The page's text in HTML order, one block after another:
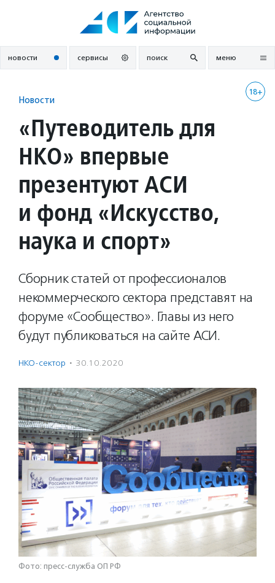
новости сервисы поиск меню
18+
Новости
«Путеводитель для
НКО» впервые
презентуют АСИ
и фонд «Искусство,
наука и спорт»
Сборник статей от профессионалов
некоммерческого сектора представят на
форуме «Сообщество». Главы из него
будут публиковаться на сайте АСИ.
НКО-сектор · 30.10.2020
Фото: пресс-служба ОП РФ